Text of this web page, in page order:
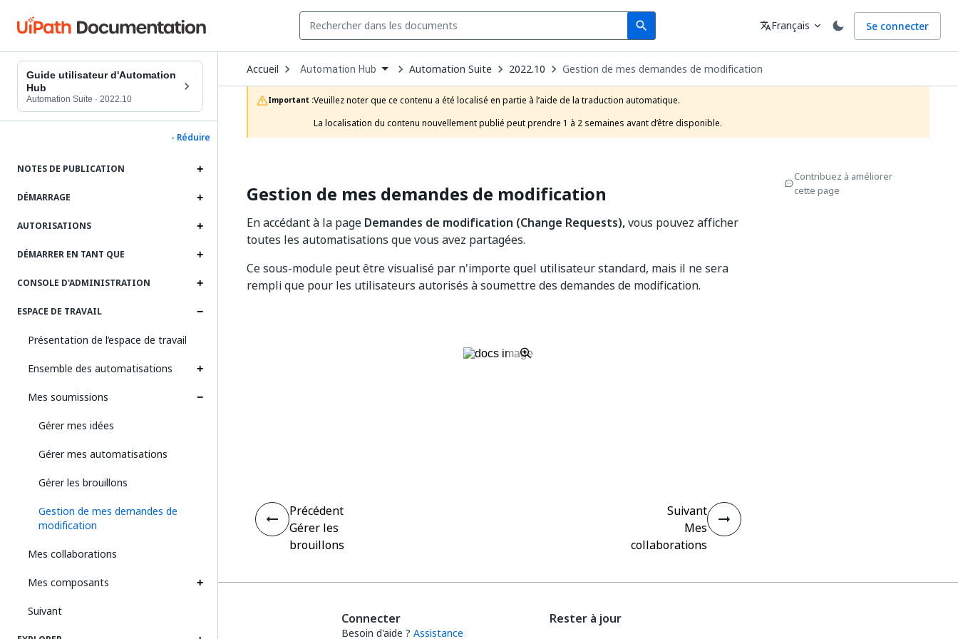
search
Search Langue
translateFrançais expand_more Se connecter
Guide utilisateur d'Automation
Hub
Automation Suite · 2022.10
- Réduire
NOTES DE PUBLICATION
DÉMARRAGE
AUTORISATIONS
DÉMARRER EN TANT QUE
CONSOLE D'ADMINISTRATION
ESPACE DE TRAVAIL
Présentation de l’espace de travail
Ensemble des automatisations
Mes soumissions
Gérer mes idées
Gérer mes automatisations
Gérer les brouillons
Gestion de mes demandes de
modification
Mes collaborations
Mes composants
Suivant
Accueil Open
Dropdown
to
choose
product
Automation Hub Automation Suite 2022.10 Gestion de mes demandes de modification
Important :Veuillez noter que ce contenu a été localisé en partie à l’aide de la traduction automatique.
La localisation du contenu nouvellement publié peut prendre 1 à 2 semaines avant d’être disponible.
Gestion de mes demandes de modification
En accédant à la page Demandes de modification (Change Requests),vous pouvez afficher
toutes les automatisations que vous avez partagées.
Ce sous-module peut être visualisé par n'importe quel utilisateur standard, mais il ne sera
rempli que pour les utilisateurs autorisés à soumettre des demandes de modification.
Contribuez à améliorer
cette page
Précédent
Gérer les
brouillons
Suivant
Mes
collaborations
Connecter
Besoin d'aide ? Assistance
Rester à jour